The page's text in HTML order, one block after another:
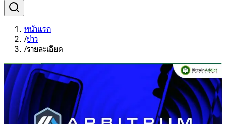
หน้าแรก
/ข่าว
/รายละเอียด